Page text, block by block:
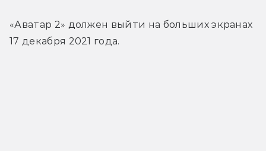
«Аватар 2» должен выйти на больших экранах
17 декабря 2021 года.